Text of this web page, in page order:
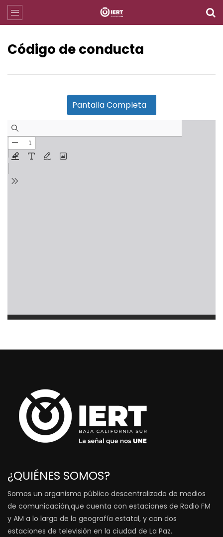
Código de conducta
Pantalla Completa
¿QUIÉNES SOMOS?
Somos un organismo público descentralizado de medios
de comunicación,que cuenta con estaciones de Radio FM
y AM a lo largo de la geografía estatal, y con dos
estaciones de televisión en la ciudad de La Paz.